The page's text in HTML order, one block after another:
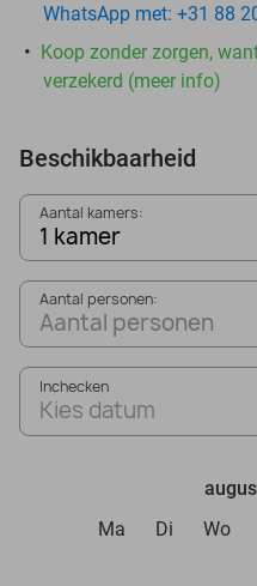
WhatsApp met: +31 88
Koop zonder zorgen,
verzekerd (meer info)
Beschikbaarheid
Aantal kamers:
1 kamer
Aantal personen:
Aantal personen
Inchecken
Kies datum
Ma
Di Wo